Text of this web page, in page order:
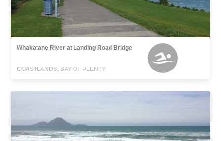
Whakatane River at Landing Road Bridge
COASTLANDS, BAY OF PLENTY